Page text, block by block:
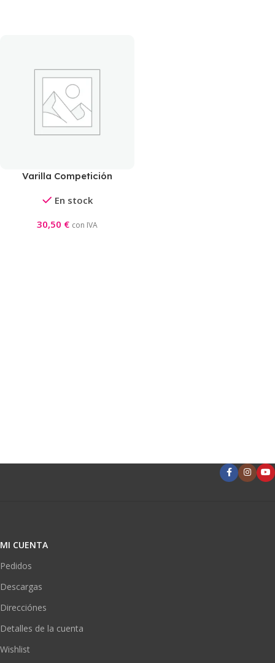
Varilla Competición
En stock
30,50 € con IVA
MI CUENTA
Pedidos
Descargas
Direcciónes
Detalles de la cuenta
Wishlist